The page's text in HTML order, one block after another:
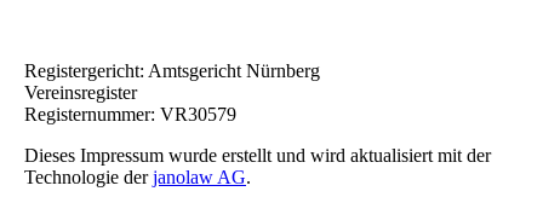
Registergericht: Amtsgericht Nürnberg
Vereinsregister
Registernummer: VR30579
Dieses Impressum wurde erstellt und wird aktualisiert mit der
Technologie derjanolaw AG.